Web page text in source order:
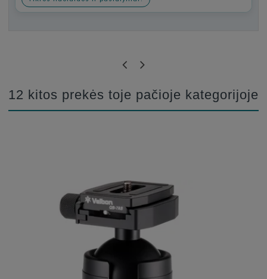
12 kitos prekės toje pačioje kategorijoje